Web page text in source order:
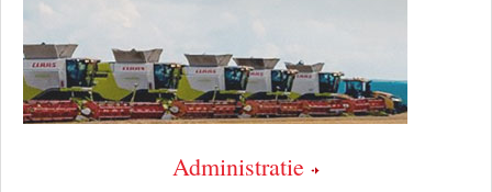
Administratie